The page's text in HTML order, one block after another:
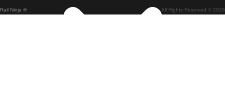
Treinen van Wenen naar Praag
Rail Ninja ® All Rights Reserved © 2026